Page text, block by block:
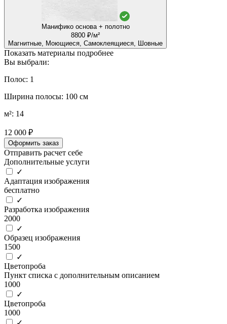
Манифико основа + полотно
8800 ₽/м²
Магнитные, Моющиеся, Самоклеящиеся, Шовные
Показать материалы подробнее
Вы выбрали:
Полос: 1
Ширина полосы: 100 см
м²: 14
12 000 ₽
Оформить заказ
Отправить расчет себе
Дополнительные услуги
✓
Адаптация изображения
бесплатно
✓
Разработка изображения
2000
✓
Образец изображения
1500
✓
Цветопроба
Пункт списка с дополнительным описанием
1000
✓
Цветопроба
1000